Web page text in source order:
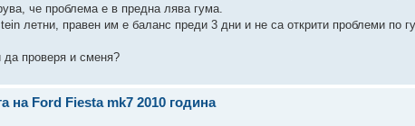
че проблема е в предна лява гума.
летни, правен им е баланс преди 3 дни и не са открити проблеми по
да проверя и сменя?
на Ford Fiesta mk7 2010 година